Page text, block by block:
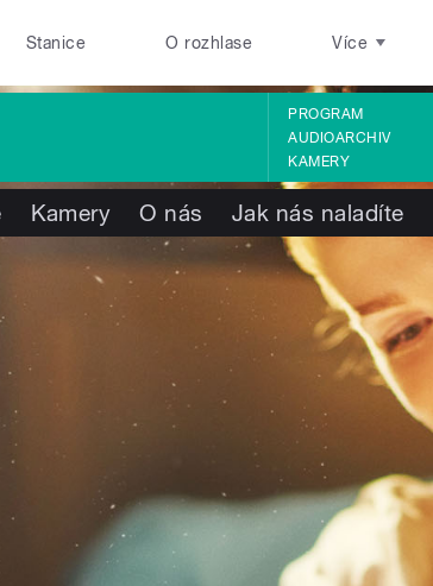
Stanice O rozhlase Více
PROGRAM
AUDIOARCHIV
KAMERY
Kamery O nás Jak nás naladíte